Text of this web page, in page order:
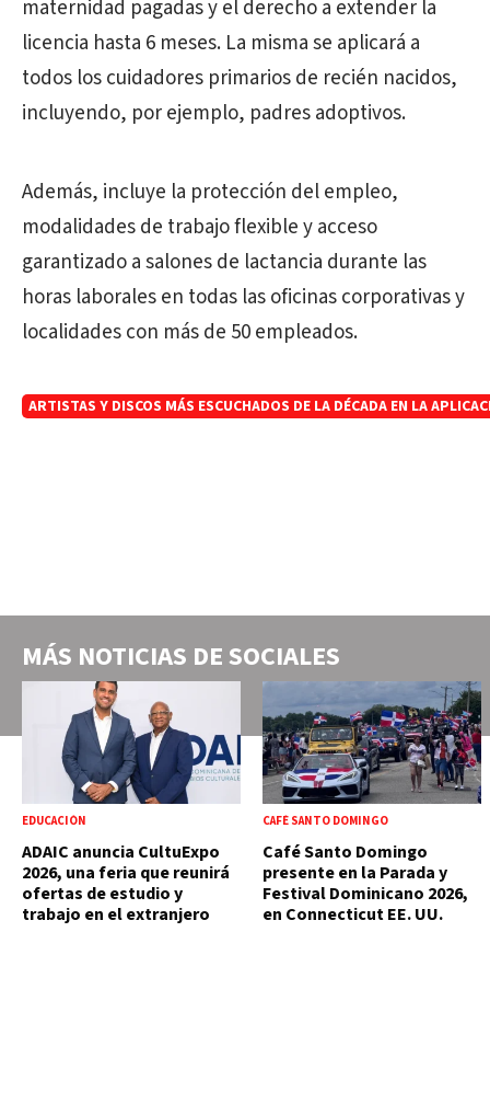
maternidad pagadas y el derecho a extender la
licencia hasta 6 meses. La misma se aplicará a
todos los cuidadores primarios de recién nacidos,
incluyendo, por ejemplo, padres adoptivos.
Además, incluye la protección del empleo,
modalidades de trabajo flexible y acceso
garantizado a salones de lactancia durante las
horas laborales en todas las oficinas corporativas y
localidades con más de 50 empleados.
ARTISTAS Y DISCOS MÁS ESCUCHADOS DE LA DÉCADA EN LA
MÁS NOTICIAS DESOCIALES
EDUCACIÓN
ADAIC anuncia CultuExpo
2026, una feria que reunirá
ofertas de estudio y
trabajo en el extranjero
CAFÉ SANTO DOMINGO
Café Santo Domingo
presente en la Parada y
Festival Dominicano 2026,
en Connecticut EE. UU.